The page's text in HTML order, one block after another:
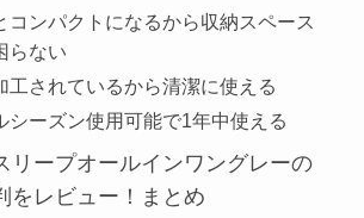
コンパクトになるから収納スペース
らない
工されているから清潔に使える
シーズン使用可能で1年中使える
リープオールインワングレーの
をレビュー！まとめ